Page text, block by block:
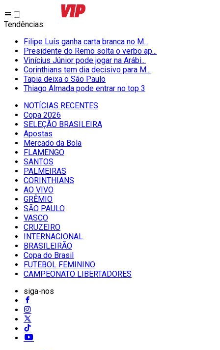
Tendências:
Filipe Luís ganha carta branca no M...
Presidente do Remo solta o verbo ap...
Vinícius Júnior pode jogar na Arábi...
Corinthians tem dia decisivo para M...
Tapia deixa o São Paulo
Thiago Almada pode entrar no top 3
NOTÍCIAS RECENTES
Copa 2026
SELEÇÃO BRASILEIRA
Apostas
Mercado da Bola
FLAMENGO
SANTOS
PALMEIRAS
CORINTHIANS
AO VIVO
GRÊMIO
SĀO PAULO
VASCO
CRUZEIRO
INTERNACIONAL
BRASILEIRÃO
Copa do Brasil
FUTEBOL FEMININO
CAMPEONATO LIBERTADORES
siga-nos